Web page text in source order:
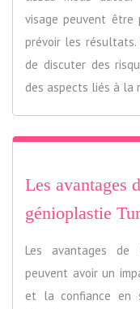
visage peuvent être
prévoir les résultats.
de discuter des
des aspects liés à la
Les avantages
génioplastie
Les avantages
peuvent avoir un
et la confiance en